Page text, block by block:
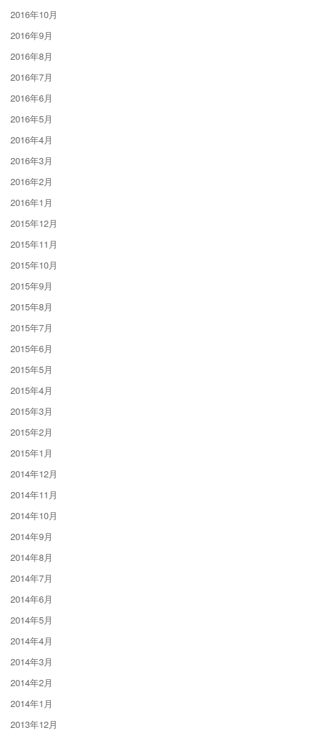
2016年10月
2016年9月
2016年8月
2016年7月
2016年6月
2016年5月
2016年4月
2016年3月
2016年2月
2016年1月
2015年12月
2015年11月
2015年10月
2015年9月
2015年8月
2015年7月
2015年6月
2015年5月
2015年4月
2015年3月
2015年2月
2015年1月
2014年12月
2014年11月
2014年10月
2014年9月
2014年8月
2014年7月
2014年6月
2014年5月
2014年4月
2014年3月
2014年2月
2014年1月
2013年12月